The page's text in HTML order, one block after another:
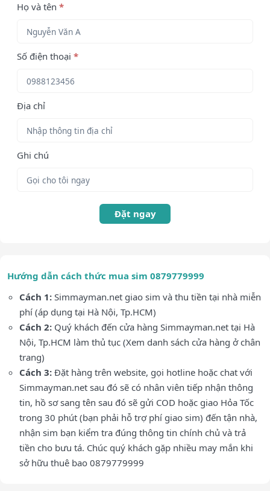
Họ và tên *
Số điện thoại *
Địa chỉ
Ghi chú
Đặt ngay
Hướng dẫn cách thức mua sim 0879779999
Cách 1: Simmayman.net giao sim và thu tiền tại nhà miễn
phí (áp dụng tại Hà Nội, Tp.HCM)
Cách 2: Quý khách đến cửa hàng Simmayman.net tại Hà
Nội, Tp.HCM làm thủ tục (Xem danh sách cửa hàng ở chân
trang)
Cách 3: Đặt hàng trên website, gọi hotline hoặc chat với
Simmayman.net sau đó sẽ có nhân viên tiếp nhận thông
tin, hồ sơ sang tên sau đó sẽ gửi COD hoặc giao Hỏa Tốc
trong 30 phút (bạn phải hỗ trợ phí giao sim) đến tận nhà,
nhận sim bạn kiểm tra đúng thông tin chính chủ và trả
tiền cho bưu tá. Chúc quý khách gặp nhiều may mắn khi
sở hữu thuê bao 0879779999